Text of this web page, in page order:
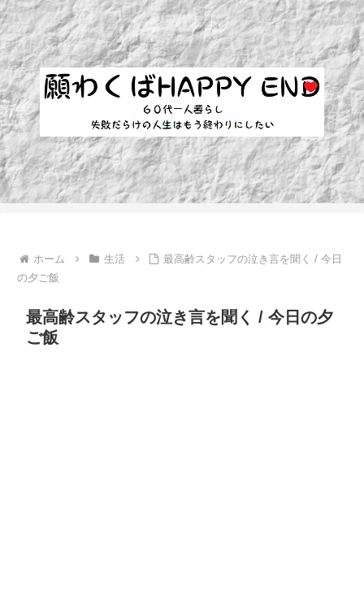
ホーム 生活
最高齢スタッフの泣き言を聞く / 今日
の夕ご飯
最高齢スタッフの泣き言を聞く / 今日の夕
ご飯